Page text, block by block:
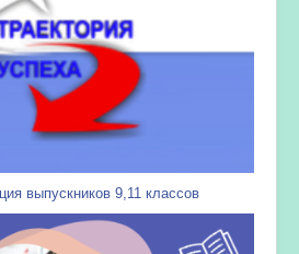
выпускников 9,11 классов